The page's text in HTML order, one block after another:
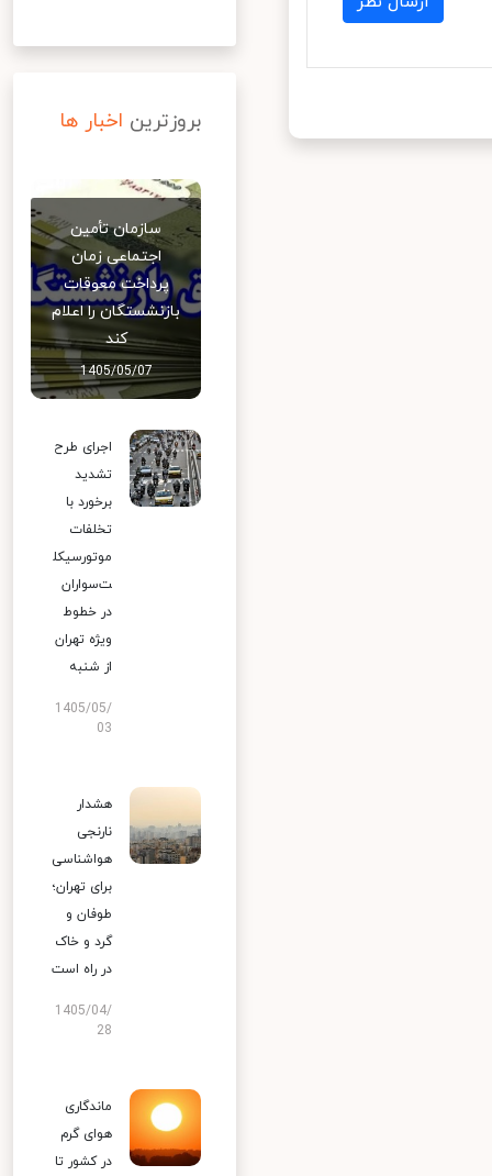
بروزترین اخبار ها
سازمان تأمین
اجتماعی زمان
پرداخت معوقات
بازنشستگان را اعلام
کند
1405/05/07
اجرای طرح
تشدید
برخورد با
تخلفات
موتورسیکل
ت‌سواران
در خطوط
ویژه تهران
از شنبه
1405/05/
03
هشدار
نارنجی
هواشناسی
برای تهران؛
طوفان و
گرد و خاک
در راه است
1405/04/
28
ماندگاری
هوای گرم
در کشور تا